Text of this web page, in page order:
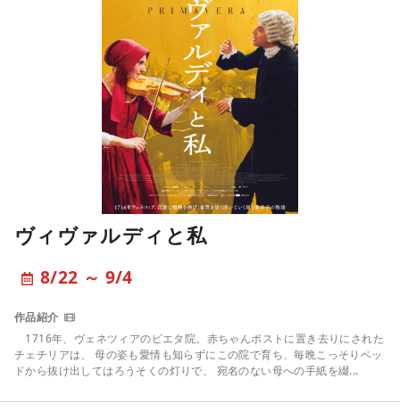
ヴィヴァルディと私
8/22 ～ 9/4
1716年、ヴェネツィアのピエタ院。赤ちゃんポストに置き去りにされた
チェチリアは、 母の姿も愛情も知らずにこの院で育ち、毎晩こっそりベッ
ドから抜け出してはろうそくの灯りで、 宛名のない母への手紙を綴...